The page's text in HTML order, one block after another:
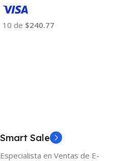
10 de $240.77
Smart Sale
Especialista en Ventas de E-